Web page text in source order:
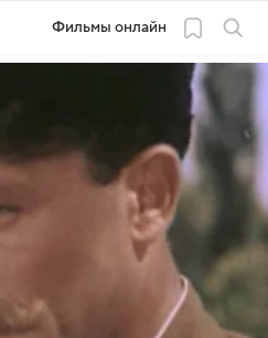
Фильмы онлайн